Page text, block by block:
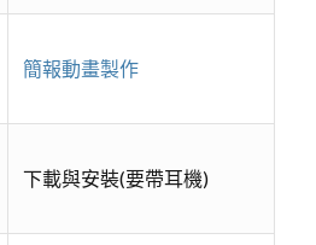
簡報動畫製作
下載與安裝(要帶耳機)